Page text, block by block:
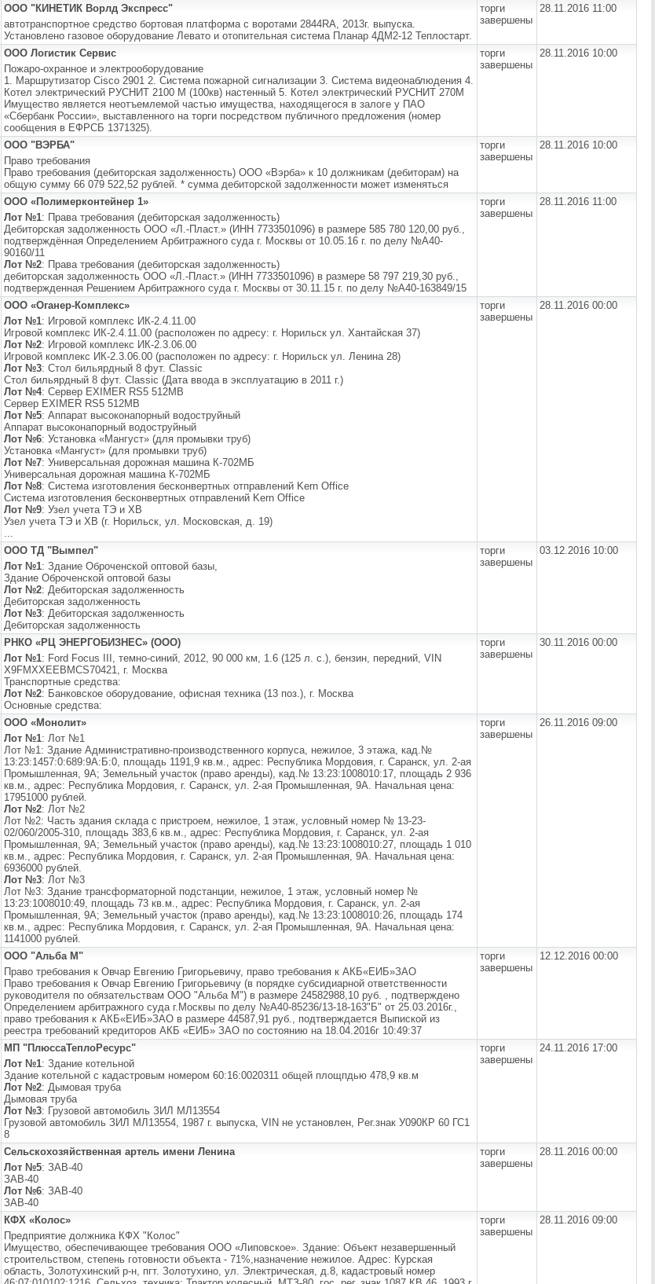
ООО "КИНЕТИК Ворлд Экспресс"
автотранспортное средство бортовая платформа с воротами 2844RA, 2013г. выпуска.
Установлено газовое оборудование Левато и отопительная система Планар 4ДМ2-12 Теплостарт.
торги
завершены
28.11.2016 11:00
ООО Логистик Сервис
Пожаро-охранное и электрооборудование
1. Маршрутизатор Cisco 2901 2. Система пожарной сигнализации 3. Система видеонаблюдения 4.
Котел электрический РУСНИТ 2100 М (100кв) настенный 5. Котел электрический РУСНИТ 270М
Имущество является неотъемлемой частью имущества, находящегося в залоге у ПАО
«Сбербанк России», выставленного на торги посредством публичного предложения (номер
сообщения в ЕФРСБ 1371325).
торги
завершены
28.11.2016 10:00
ООО "ВЭРБА"
Право требования
Право требования (дебиторская задолженность) ООО «Вэрба» к 10 должникам (дебиторам) на
общую сумму 66 079 522,52 рублей. * сумма дебиторской задолженности может изменяться
торги
завершены
28.11.2016 10:00
ООО «Полимерконтейнер 1»
Лот №1: Права требования (дебиторская задолженность)
Дебиторская задолженность ООО «Л.-Пласт.» (ИНН 7733501096) в размере 585 780 120,00 руб.,
подтверждённая Определением Арбитражного суда г. Москвы от 10.05.16 г. по делу №А40-
90160/11
Лот №2: Права требования (дебиторская задолженность)
дебиторская задолженность ООО «Л.-Пласт.» (ИНН 7733501096) в размере 58 797 219,30 руб.,
подтвержденная Решением Арбитражного суда г. Москвы от 30.11.15 г. по делу №А40-163849/15
торги
завершены
28.11.2016 11:00
ООО «Оганер-Комплекс»
Лот №1: Игровой комплекс ИК-2.4.11.00
Игровой комплекс ИК-2.4.11.00 (расположен по адресу: г. Норильск ул. Хантайская 37)
Лот №2: Игровой комплекс ИК-2.3.06.00
Игровой комплекс ИК-2.3.06.00 (расположен по адресу: г. Норильск ул. Ленина 28)
Лот №3: Стол бильярдный 8 фут. Classic
Стол бильярдный 8 фут. Classic (Дата ввода в эксплуатацию в 2011 г.)
Лот №4: Сервер EXIMER RS5 512MB
Сервер EXIMER RS5 512MB
Лот №5: Аппарат высоконапорный водоструйный
Аппарат высоконапорный водоструйный
Лот №6: Установка «Мангуст» (для промывки труб)
Установка «Мангуст» (для промывки труб)
Лот №7: Универсальная дорожная машина К-702МБ
Универсальная дорожная машина К-702МБ
Лот №8: Система изготовления бесконвертных отправлений Kern Office
Система изготовления бесконвертных отправлений Kern Office
Лот №9: Узел учета ТЭ и ХВ
Узел учета ТЭ и ХВ (г. Норильск, ул. Московская, д. 19)
...
торги
завершены
28.11.2016 00:00
ООО ТД "Вымпел"
Лот №1: Здание Оброченской оптовой базы,
Здание Оброченской оптовой базы
Лот №2: Дебиторская задолженность
Дебиторская задолженность
Лот №3: Дебиторская задолженность
Дебиторская задолженность
торги
завершены
03.12.2016 10:00
РНКО «РЦ ЭНЕРГОБИЗНЕС» (ООО)
Лот №1: Ford Focus III, темно-синий, 2012, 90 000 км, 1.6 (125 л. с.), бензин, передний, VIN
X9FMXXEEBMCS70421, г. Москва
Транспортные средства:
Лот №2: Банковское оборудование, офисная техника (13 поз.), г. Москва
Основные средства:
торги
завершены
30.11.2016 00:00
ООО «Монолит»
Лот №1: Лот №1
Лот №1: Здание Административно-производственного корпуса, нежилое, 3 этажа, кад.№
13:23:1457:0:689:9А:Б:0, площадь 1191,9 кв.м., адрес: Республика Мордовия, г. Саранск, ул. 2-ая
Промышленная, 9А; Земельный участок (право аренды), кад.№ 13:23:1008010:17, площадь 2 936
кв.м., адрес: Республика Мордовия, г. Саранск, ул. 2-ая Промышленная, 9А. Начальная цена:
17951000 рублей.
Лот №2: Лот №2
Лот №2: Часть здания склада с пристроем, нежилое, 1 этаж, условный номер № 13-23-
02/060/2005-310, площадь 383,6 кв.м., адрес: Республика Мордовия, г. Саранск, ул. 2-ая
Промышленная, 9А; Земельный участок (право аренды), кад.№ 13:23:1008010:27, площадь 1 010
кв.м., адрес: Республика Мордовия, г. Саранск, ул. 2-ая Промышленная, 9А. Начальная цена:
6936000 рублей.
Лот №3: Лот №3
Лот №3: Здание трансформаторной подстанции, нежилое, 1 этаж, условный номер №
13:23:1008010:49, площадь 73 кв.м., адрес: Республика Мордовия, г. Саранск, ул. 2-ая
Промышленная, 9А; Земельный участок (право аренды), кад.№ 13:23:1008010:26, площадь 174
кв.м., адрес: Республика Мордовия, г. Саранск, ул. 2-ая Промышленная, 9А. Начальная цена:
1141000 рублей.
торги
завершены
26.11.2016 09:00
ООО "Альба М"
Право требования к Овчар Евгению Григорьевичу, право требования к АКБ«ЕИБ»ЗАО
Право требования к Овчар Евгению Григорьевичу (в порядке субсидиарной ответственности
руководителя по обязательствам ООО "Альба М") в размере 24582988,10 руб. , подтверждено
Определением арбитражного суда г.Москвы по делу №А40-85236/13-18-163"Б" от 25.03.2016г.,
право требования к АКБ«ЕИБ»ЗАО в размере 44587,91 руб., подтверждается Выпиской из
реестра требований кредиторов АКБ «ЕИБ» ЗАО по состоянию на 18.04.2016г 10:49:37
торги
завершены
12.12.2016 00:00
МП "ПлюссаТеплоРесурс"
Лот №1: Здание котельной
Здание котельной с кадастровым номером 60:16:0020311 общей площпдью 478,9 кв.м
Лот №2: Дымовая труба
Дымовая труба
Лот №3: Грузовой автомобиль ЗИЛ МЛ13554
Грузовой автомобиль ЗИЛ МЛ13554, 1987 г. выпуска, VIN не установлен, Рeг.знак У090КР 60 ГС1
8
торги
завершены
24.11.2016 17:00
Сельскохозяйственная артель имени Ленина
Лот №5: ЗАВ-40
ЗАВ-40
Лот №6: ЗАВ-40
ЗАВ-40
торги
завершены
28.11.2016 00:00
КФХ «Колос»
Предприятие должника КФХ "Колос"
Имущество, обеспечивающее требования ООО «Липовское». Здание: Объект незавершенный
строительством, степень готовности объекта - 71%,назначение нежилое. Адрес: Курская
область, Золотухинский р-н, пгт. Золотухино, ул. Электрическая, д.8, кадастровый номер
торги
завершены
28.11.2016 09:00